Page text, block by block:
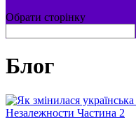
Обрати сторінку
Блог